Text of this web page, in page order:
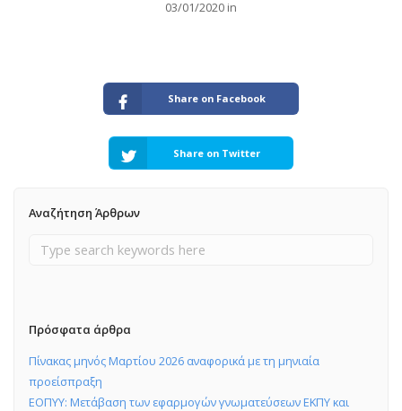
03/01/2020 in
Share on Facebook
Share on Twitter
Αναζήτηση Άρθρων
Πρόσφατα άρθρα
Πίνακας μηνός Μαρτίου 2026 αναφορικά με τη μηνιαία
προείσπραξη
ΕΟΠΥΥ: Μετάβαση των εφαρμογών γνωματεύσεων ΕΚΠΥ και